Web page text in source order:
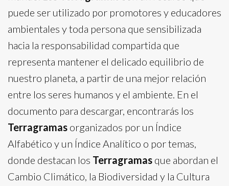
puede ser utilizado por promotores y educadores
ambientales y toda persona que sensibilizada
hacia la responsabilidad compartida que
representa mantener el delicado equilibrio de
nuestro planeta, a partir de una mejor relación
entre los seres humanos y el ambiente. En el
documento para descargar, encontrarás los
Terragramas organizados por un Índice
Alfabético y un Índice Analítico o por temas,
donde destacan los Terragramas que abordan el
Cambio Climático, la Biodiversidad y la Cultura